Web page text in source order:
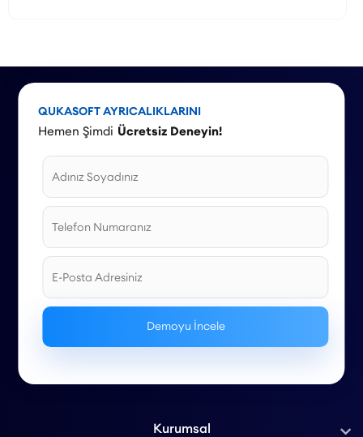
QUKASOFT AYRICALIKLARINI
Hemen Şimdi Ücretsiz Deneyin!
Kurumsal